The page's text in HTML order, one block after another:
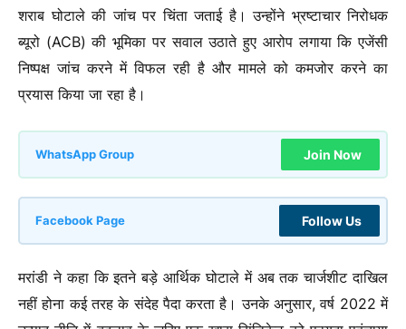
शराब घोटाले की जांच पर चिंता जताई है। उन्होंने भ्रष्टाचार निरोधक
ब्यूरो (ACB) की भूमिका पर सवाल उठाते हुए आरोप लगाया कि एजेंसी
निष्पक्ष जांच करने में विफल रही है और मामले को कमजोर करने का
प्रयास किया जा रहा है।
WhatsApp Group Join Now
Facebook Page Follow Us
मरांडी ने कहा कि इतने बड़े आर्थिक घोटाले में अब तक चार्जशीट दाखिल
नहीं होना कई तरह के संदेह पैदा करता है। उनके अनुसार, वर्ष 2022 में